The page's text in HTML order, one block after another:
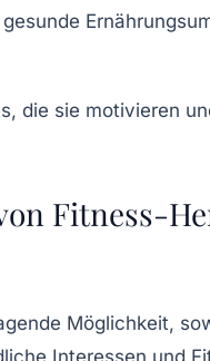
Fitness-
Möglichkeit,
Interessen und